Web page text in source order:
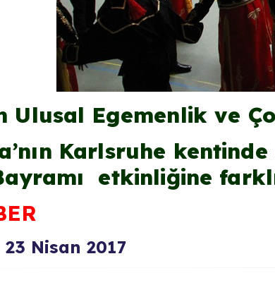
Ulusal Egemenlik ve
Karlsruhe
etkinliğine
Nisan 2017